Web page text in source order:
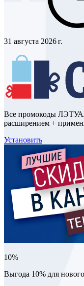
31 августа 2026 г.
Все промокоды
расширением +
Установить
10%
Выгода 10% для